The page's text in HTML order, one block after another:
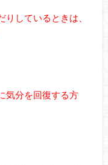
しているときは、
気分を回復する方